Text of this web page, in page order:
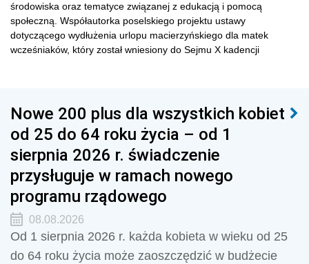
środowiska oraz tematyce związanej z edukacją i pomocą
społeczną. Współautorka poselskiego projektu ustawy
dotyczącego wydłużenia urlopu macierzyńskiego dla matek
wcześniaków, który został wniesiony do Sejmu X kadencji
Nowe 200 plus dla wszystkich kobiet
od 25 do 64 roku życia – od 1
sierpnia 2026 r. świadczenie
przysługuje w ramach nowego
programu rządowego
08.08.2026
Od 1 sierpnia 2026 r. każda kobieta w wieku od 25
do 64 roku życia może zaoszczędzić w budżecie